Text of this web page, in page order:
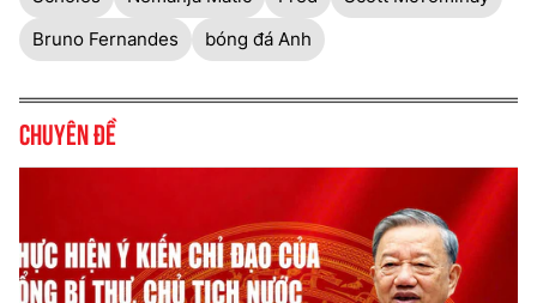
Bruno Fernandes
bóng đá Anh
Chuyên đề